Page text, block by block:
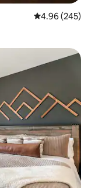
평점 4.96점(5
4.96 (245)